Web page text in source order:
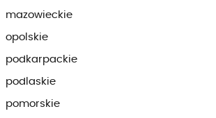
mazowieckie
opolskie
podkarpackie
podlaskie
pomorskie